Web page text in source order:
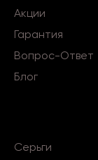
Акции
Гарантия
Вопрос-Ответ
Блог
Серьги